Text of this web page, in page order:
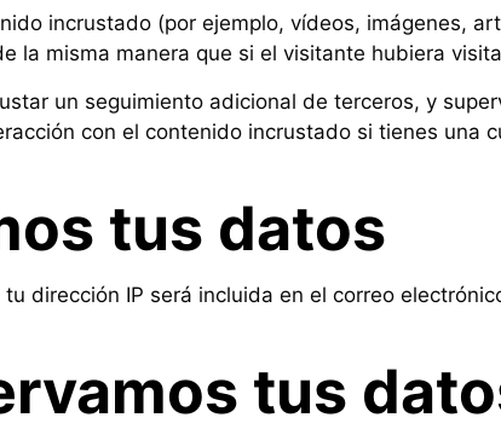
incrustado (por ejemplo, vídeos, imágenes,
la misma manera que si el visitante hubiera
un seguimiento adicional de terceros, y
con el contenido incrustado si tienes una
tus datos
dirección IP será incluida en el correo
tus